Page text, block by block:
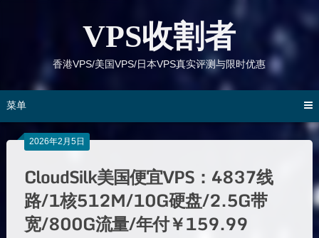
VPS收割者
香港VPS/美国VPS/日本VPS真实评测与限时优惠
菜单
2026年2月5日
CloudSilk美国便宜VPS：4837线
路/1核512M/10G硬盘/2.5G带
宽/800G流量/年付￥159.99